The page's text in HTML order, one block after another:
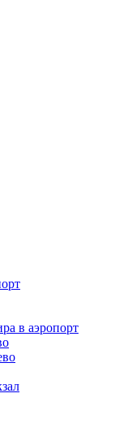
в аэропорт